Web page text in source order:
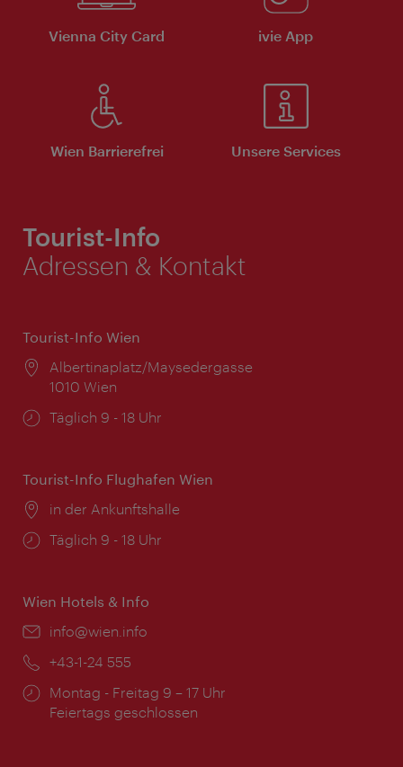
Vienna City Card ivie App
Wien Barrierefrei Unsere Services
Tourist-Info
Adressen & Kontakt
Tourist-Info Wien
Ort:
Albertinaplatz/Maysedergasse
1010 Wien
Öffnungszeiten:
Täglich 9 - 18 Uhr
Tourist-Info Flughafen Wien
Ort:
in der Ankunftshalle
Öffnungszeiten:
Täglich 9 - 18 Uhr
Wien Hotels & Info
Email:
info@wien.info
Telefon:
+43-1-24 555
Öffnungszeiten:
Montag - Freitag 9 – 17 Uhr
Feiertags geschlossen